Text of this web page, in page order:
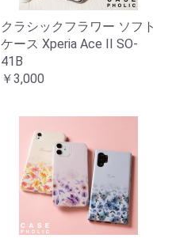
クラシックフラワー ソフト
ケース Xperia Ace II SO-
41B
￥3,000